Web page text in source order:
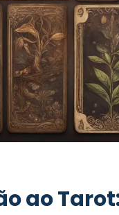
ao